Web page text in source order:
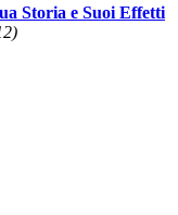
Storia e Suoi Effetti